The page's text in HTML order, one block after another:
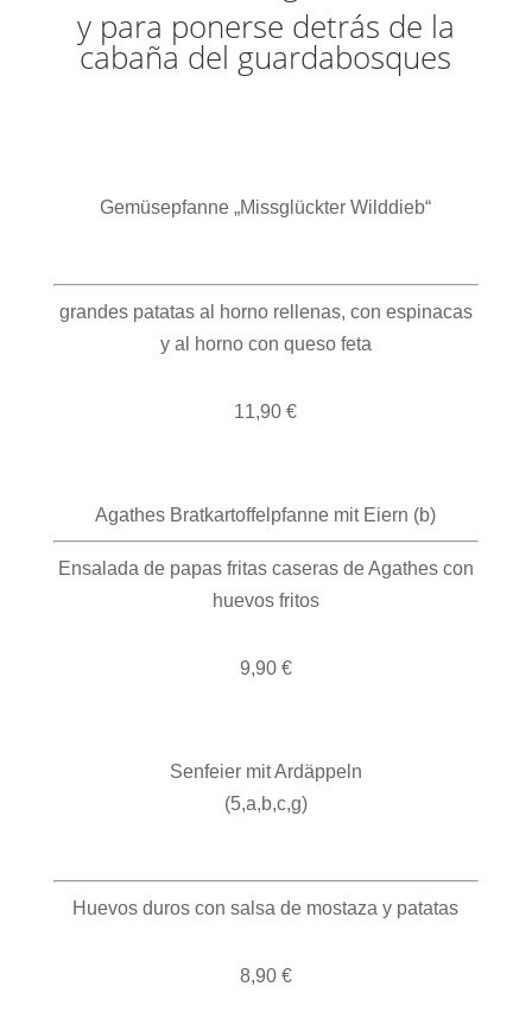
y para ponerse detrás de la
cabaña del guardabosques
Gemüsepfanne „Missglückter Wilddieb“
grandes patatas al horno rellenas, con espinacas
y al horno con queso feta
11,90 €
Agathes Bratkartoffelpfanne mit Eiern (b)
Ensalada de papas fritas caseras de Agathes con
huevos fritos
9,90 €
Senfeier mit Ardäppeln
(5,a,b,c,g)
Huevos duros con salsa de mostaza y patatas
8,90 €